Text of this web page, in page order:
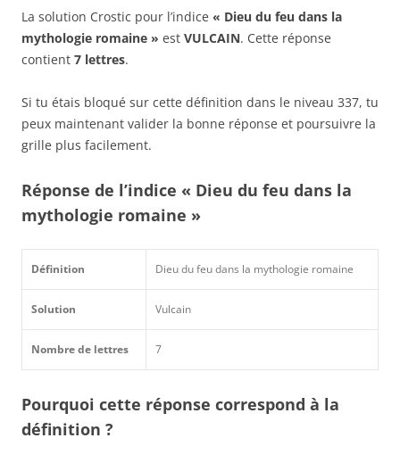
La solution Crostic pour l’indice « Dieu du feu dans la
mythologie romaine » est VULCAIN. Cette réponse
contient 7 lettres.
Si tu étais bloqué sur cette définition dans le niveau 337, tu
peux maintenant valider la bonne réponse et poursuivre la
grille plus facilement.
Réponse de l’indice « Dieu du feu dans la
mythologie romaine »
Définition Dieu du feu dans la mythologie romaine
Solution Vulcain
Nombre de lettres 7
Pourquoi cette réponse correspond à la
définition ?